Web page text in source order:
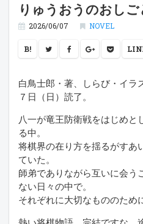
りゅうおうのおしご
2026/06/07 NOVEL
B!
白鳥士郎・著、しらび・イ
７日（日）読了。
八一が竜王防衛戦をはじめと
る中。
将棋界の在り方を揺るがすあ
ていた。
師弟でありながら互いに会う
ない日々の中で。
それぞれに大切なもののため